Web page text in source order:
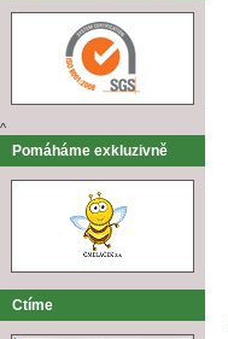
^
Pomáháme exkluzivně
Ctíme